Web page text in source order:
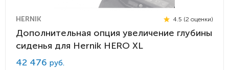
HERNIK 4.5 (2 оценки)
Дополнительная опция увеличение глубины
сиденья для Hernik HERO XL
42 476 руб.